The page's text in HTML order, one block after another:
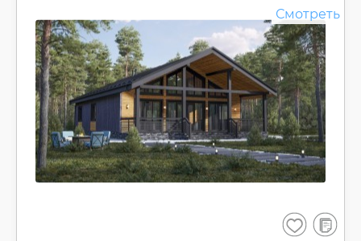
Смотреть
Сохранить
В